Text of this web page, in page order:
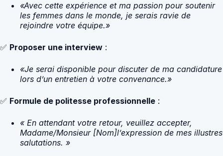
«Avec cette expérience et ma passion pour soutenir
les femmes dans le monde, je serais ravie de
rejoindre votre équipe.»
✅ Proposer une interview :
«Je serai disponible pour discuter de ma candidature
lors d’un entretien à votre convenance.»
✅ Formule de politesse professionnelle :
« En attendant votre retour, veuillez accepter,
Madame/Monsieur [Nom]l’expression de mes illustres
salutations. »